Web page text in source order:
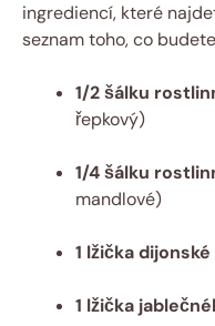
ingrediencí, které
seznam toho, co
1/2 šálku
řepkový)
1/4 šálku
mandlové)
1 lžička
1 lžička